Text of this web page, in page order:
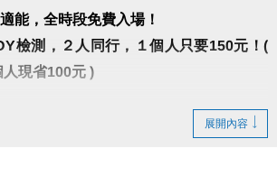
，學員能輕鬆上手，逐步培養跳舞
，每堂課都能學到不同的舞步。
作，但並非一次就要背完整首歌，
，一步步累積，跳出整首舞蹈。
奏與能量的舞蹈饗宴，誠摯邀請你
能，全時段免費入場！
檢測，２人同行，１個人只要150元！(
現省100元 )
先至一樓櫃台購票，再至三樓體適能
展開內容